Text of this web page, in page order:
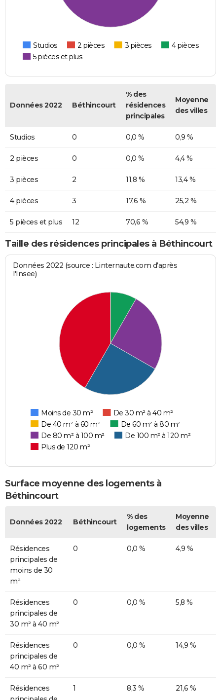
Studios 2 pièces 3 pièces
4 pièces
5 pièces et plus
Données 2022 Béthincourt
% des
résidences
principales
Moyenne
des villes
Studios 0 0,0 % 0,9 %
2 pièces 0 0,0 % 4,4 %
3 pièces 2 11,8 % 13,4 %
4 pièces 3 17,6 % 25,2 %
5 pièces et plus 12 70,6 % 54,9 %
Taille des résidences principales à Béthincourt
Données 2022 (source : Linternaute.com d'après
l'Insee)
Moins de 30 m²
De 30 m² à 40 m²
De 40 m² à 60 m²
De 60 m² à 80 m²
De 80 m² à 100 m²
De 100 m² à 120 m²
Plus de 120 m²
Surface moyenne des logements à
Béthincourt
Données 2022 Béthincourt
% des
logements
Moyenne
des villes
Résidences
principales de
moins de 30
m²
0 0,0 % 4,9 %
Résidences
principales de
30 m² à 40 m²
0 0,0 % 5,8 %
Résidences
principales de
40 m² à 60 m²
0 0,0 % 14,9 %
Résidences
1 8,3 % 21,6 %